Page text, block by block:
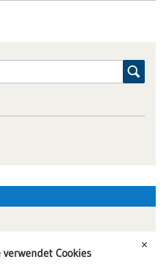
✕
verwendet Cookies